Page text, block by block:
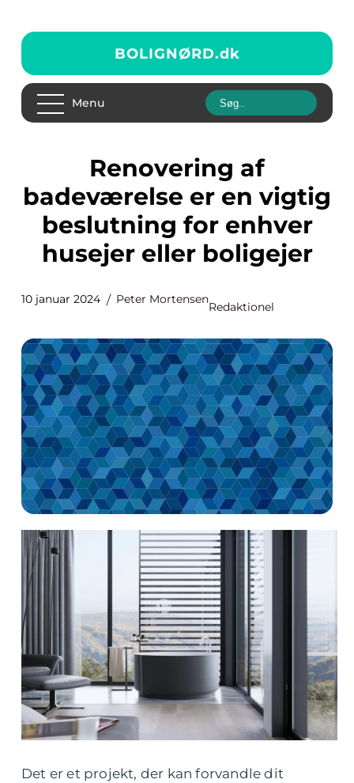
BOLIGNØRD.dk
Menu
Renovering af
badeværelse er en vigtig
beslutning for enhver
husejer eller boligejer
10 januar 2024 Peter Mortensen
Redaktionel
Det er et projekt, der kan forvandle dit